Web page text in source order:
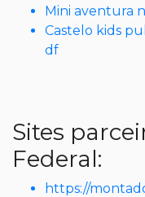
Mini aventura
Castelo kids
df
Sites
Federal:
https://